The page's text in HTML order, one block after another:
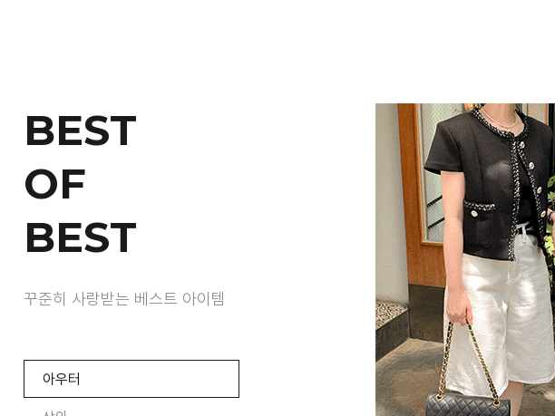
BEST
OF
BEST
꾸준히 사랑받는 베스트 아이템
아우터